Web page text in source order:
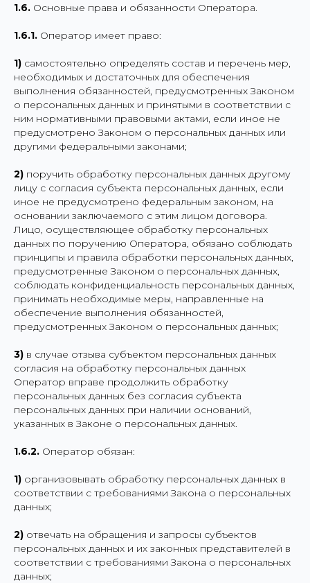
1.6. Основные права и обязанности Оператора.
1.6.1. Оператор имеет право:
1) самостоятельно определять состав и перечень мер,
необходимых и достаточных для обеспечения
выполнения обязанностей, предусмотренных Законом
о персональных данных и принятыми в соответствии с
ним нормативными правовыми актами, если иное не
предусмотрено Законом о персональных данных или
другими федеральными законами;
2) поручить обработку персональных данных другому
лицу с согласия субъекта персональных данных, если
иное не предусмотрено федеральным законом, на
основании заключаемого с этим лицом договора.
Лицо, осуществляющее обработку персональных
данных по поручению Оператора, обязано соблюдать
принципы и правила обработки персональных данных,
предусмотренные Законом о персональных данных,
соблюдать конфиденциальность персональных данных,
принимать необходимые меры, направленные на
обеспечение выполнения обязанностей,
предусмотренных Законом о персональных данных;
3) в случае отзыва субъектом персональных данных
согласия на обработку персональных данных
Оператор вправе продолжить обработку
персональных данных без согласия субъекта
персональных данных при наличии оснований,
указанных в Законе о персональных данных.
1.6.2. Оператор обязан:
1) организовывать обработку персональных данных в
соответствии с требованиями Закона о персональных
данных;
2) отвечать на обращения и запросы субъектов
персональных данных и их законных представителей в
соответствии с требованиями Закона о персональных
данных;